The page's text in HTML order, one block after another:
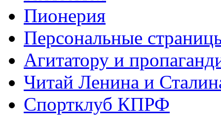
Пионерия
Персональные
Агитатору и
Читай Ленина и
Спортклуб КПРФ